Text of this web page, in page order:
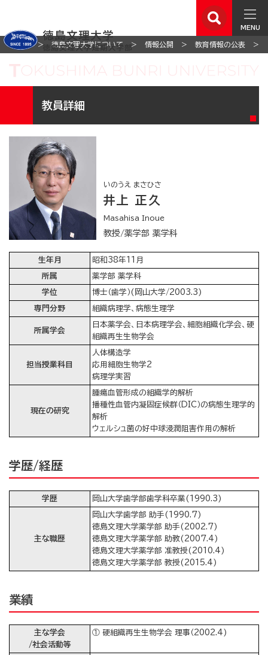
MENU
ホーム 徳島文理大学について 情報公開 教育情報の公表
教員詳細
いのうえ まさひさ
井上 正久
Masahisa Inoue
教授/薬学部 薬学科
生年月 昭和38年11月
所属 薬学部 薬学科
学位 博士（歯学）(岡山大学/2003.3)
専門分野 組織病理学、病態生理学
所属学会
日本薬学会、日本病理学会、細胞組織化学会、硬
組織再生生物学会
担当授業科目
人体構造学
応用細胞生物学2
病理学実習
現在の研究
腫瘍血管形成の組織学的解析
播種性血管内凝固症候群（DIC）の病態生理学的
解析
ウェルシュ菌の好中球浸潤阻害作用の解析
学歴/経歴
学歴 岡山大学歯学部歯学科卒業(1990.3)
主な職歴
岡山大学歯学部 助手(1990.7)
徳島文理大学薬学部 助手(2002.7)
徳島文理大学薬学部 助教(2007.4)
徳島文理大学薬学部 准教授(2010.4)
徳島文理大学薬学部 教授(2015.4)
業績
主な学会
/社会活動等
① 硬組織再生生物学会 理事（2002.4)